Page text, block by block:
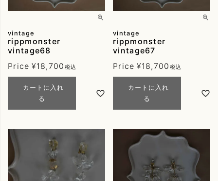
vintage
rippmonster
vintage68
Price ¥18,700 税込
カートに入れ
る
vintage
rippmonster
vintage67
Price ¥18,700 税込
カートに入れ
る